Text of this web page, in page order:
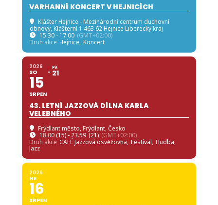
VARHANNÍ KONCERT V HEJNICÍCH
Klášter Hejnice - Mezinárodní centrum duchovní
obnovy, Klášterní 1 463 62 Hejnice Liberecký kraj
15.30 - 17.00 (GMT+02:00)
Druh akce Hejnice, Koncert
2026
SO
15
SRPEN
PÁ
21
43. LETNÍ JAZZOVÁ DÍLNA KARLA
VELEBNÉHO
Frýdlant město, Frýdlant, Česko
18.00 (15) - 23.59 (21) (GMT+02:00)
Druh akce CAFÉ Jazzová osvěžovna, Festival, Hudba,
Jazz
2026
NE
16
SRPEN